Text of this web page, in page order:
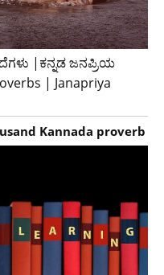
|ಕನ್ನಡ ಜನಪ್ರಿಯ
| Janapriya
Kannada proverb